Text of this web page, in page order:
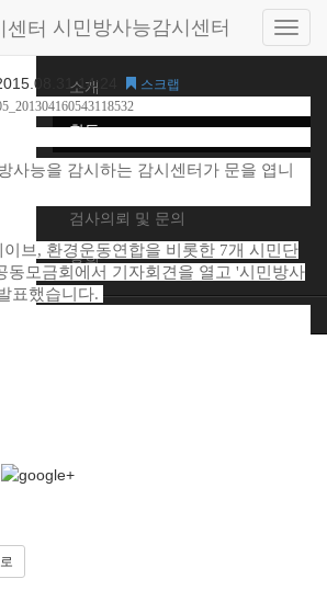
Home
소개
활동
알림
검사의뢰 및 문의
후원
시민방사능감시센터
Side
능 감시" 센터 발족 -
14:24
스크랩
사능을 감시하는 감시센터가 문을 엽니
브, 환경운동연합을 비롯한 7개 시민단
동모금회에서 기자회견을 열고 '시민방사
표했습니다.